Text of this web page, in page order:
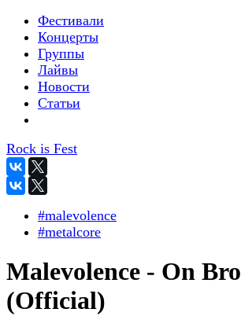
Фестивали
Концерты
Группы
Лайвы
Новости
Статьи
Rock is Fest
#malevolence
#metalcore
Malevolence - On
(Official)